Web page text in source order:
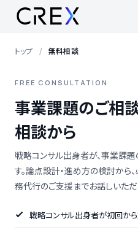
トップ 無料相談
FREE CONSULTATION
事業課題のご相
相談から
戦略コンサル出身者が、事業課
す。論点設計・進め方の検討から
務代行のご支援までお話しいただ
戦略コンサル出身者が初回か